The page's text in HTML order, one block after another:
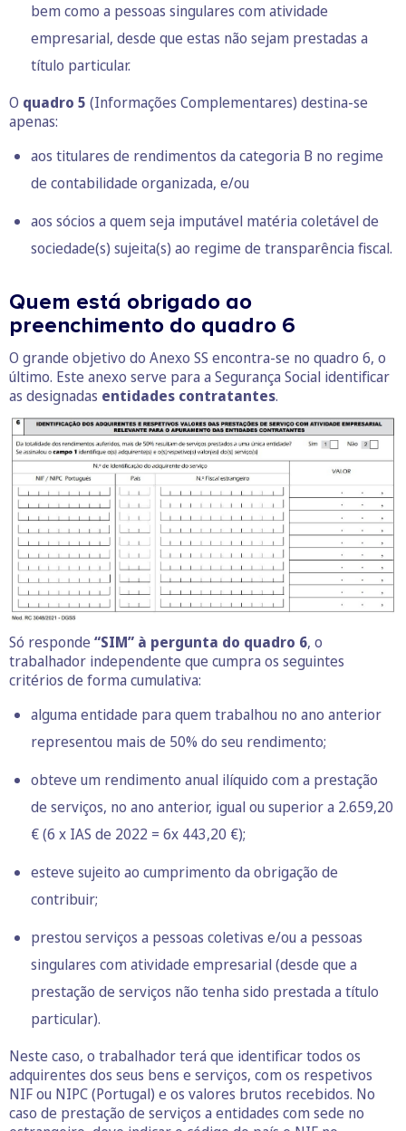
bem como a pessoas singulares com atividade
empresarial, desde que estas não sejam prestadas a
título particular.
O quadro 5 (Informações Complementares) destina-se
apenas:
aos titulares de rendimentos da categoria B no regime
de contabilidade organizada, e/ou
aos sócios a quem seja imputável matéria coletável de
sociedade(s) sujeita(s) ao regime de transparência fiscal.
Quem está obrigado ao
preenchimento do quadro 6
O grande objetivo do Anexo SS encontra-se no quadro 6, o
último. Este anexo serve para a Segurança Social identificar
as designadas entidades contratantes.
Só responde “SIM” à pergunta do quadro 6, o
trabalhador independente que cumpra os seguintes
critérios de forma cumulativa:
alguma entidade para quem trabalhou no ano anterior
representou mais de 50% do seu rendimento;
obteve um rendimento anual ilíquido com a prestação
de serviços, no ano anterior, igual ou superior a 2.659,20
€ (6 x IAS de 2022 = 6x 443,20 €);
esteve sujeito ao cumprimento da obrigação de
contribuir;
prestou serviços a pessoas coletivas e/ou a pessoas
singulares com atividade empresarial (desde que a
prestação de serviços não tenha sido prestada a título
particular).
Neste caso, o trabalhador terá que identificar todos os
adquirentes dos seus bens e serviços, com os respetivos
NIF ou NIPC (Portugal) e os valores brutos recebidos. No
caso de prestação de serviços a entidades com sede no